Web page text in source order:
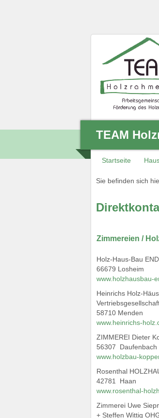
TEAM
Startseite
Sie befinden sich
Zimmereien /
Holz-Haus-Bau
66679 Losheim
www.holzhausbau-
Heinrichs Holz-
58710 Menden
www.heinrichs-
ZIMMEREI Dieter
56307 Daufenbach
www.holzbau-
Rosenthal
42781 Haan
www.rosenthal-
Zimmerei Uwe
+ Steffen Wittig